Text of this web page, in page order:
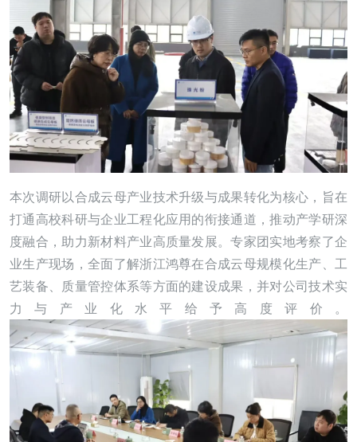
本次调研以合成云母产业技术升级与成果转化为核心，旨在
打通高校科研与企业工程化应用的衔接通道，推动产学研深
度融合，助力新材料产业高质量发展。专家团实地考察了企
业生产现场，全面了解浙江鸿尊在合成云母规模化生产、工
艺装备、质量管控体系等方面的建设成果，并对公司技术实
力与产业化水平给予高度评价。